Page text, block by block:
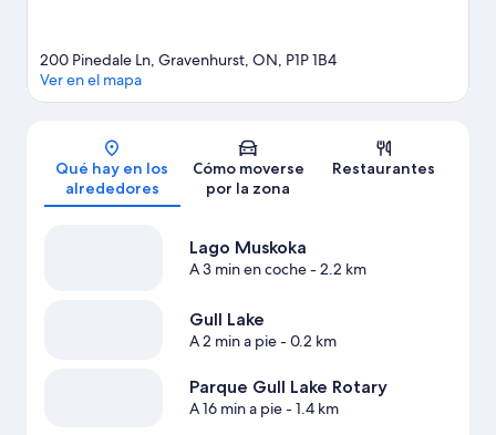
Mapa
200 Pinedale Ln, Gravenhurst, ON, P1P 1B4
Ver en el mapa
Qué hay en los
alrededores
Cómo moverse
por la zona
Restaurantes
Lago Muskoka
A 3 min en coche- 2.2 km
Gull Lake
A 2 min a pie- 0.2 km
Parque Gull Lake Rotary
A 16 min a pie- 1.4 km